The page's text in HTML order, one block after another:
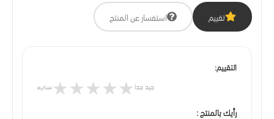
تقييم استفسار عن المنتج
التقييم:
سيء ★★★★★ جيد جدا
رأيك بالمنتج :